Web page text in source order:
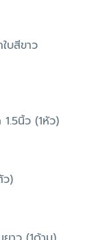
บสีขาว
นิ้ว (1หัว)
ว)